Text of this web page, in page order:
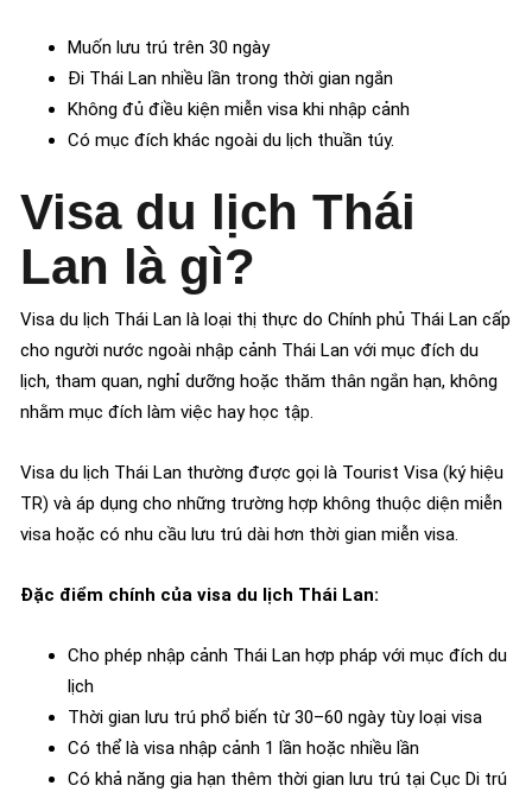
Muốn lưu trú trên 30 ngày
Đi Thái Lan nhiều lần trong thời gian ngắn
Không đủ điều kiện miễn visa khi nhập cảnh
Có mục đích khác ngoài du lịch thuần túy.
Visa du lịch Thái
Lan là gì?
Visa du lịch Thái Lan là loại thị thực do Chính phủ Thái Lan cấp
cho người nước ngoài nhập cảnh Thái Lan với mục đích du
lịch, tham quan, nghỉ dưỡng hoặc thăm thân ngắn hạn, không
nhằm mục đích làm việc hay học tập.
Visa du lịch Thái Lan thường được gọi là Tourist Visa (ký hiệu
TR) và áp dụng cho những trường hợp không thuộc diện miễn
visa hoặc có nhu cầu lưu trú dài hơn thời gian miễn visa.
Đặc điểm chính của visa du lịch Thái Lan:
Cho phép nhập cảnh Thái Lan hợp pháp với mục đích du
lịch
Thời gian lưu trú phổ biến từ 30–60 ngày tùy loại visa
Có thể là visa nhập cảnh 1 lần hoặc nhiều lần
Có khả năng gia hạn thêm thời gian lưu trú tại Cục Di trú